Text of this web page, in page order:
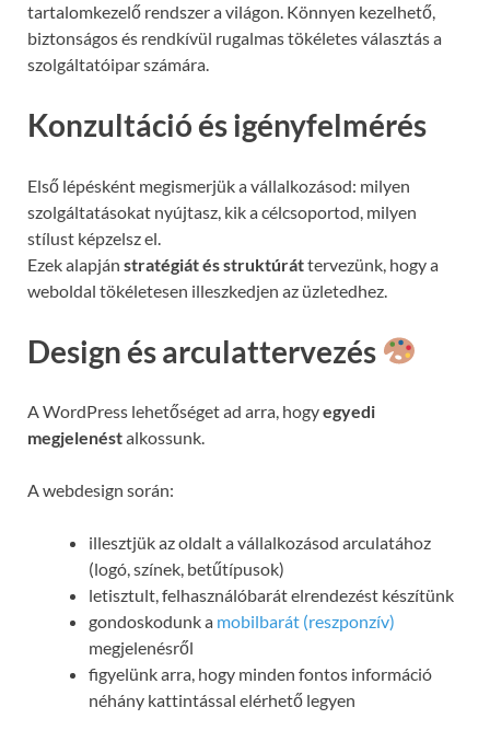
tartalomkezelő rendszer a világon. Könnyen kezelhető,
biztonságos és rendkívül rugalmas tökéletes választás a
szolgáltatóipar számára.
Konzultáció és igényfelmérés
Első lépésként megismerjük a vállalkozásod: milyen
szolgáltatásokat nyújtasz, kik a célcsoportod, milyen
stílust képzelsz el.
Ezek alapján stratégiát és struktúráttervezünk, hogy a
weboldal tökéletesen illeszkedjen az üzletedhez.
Design és arculattervezés
A WordPress lehetőséget ad arra, hogyegyedi
megjelenéstalkossunk.
A webdesign során:
illesztjük az oldalt a vállalkozásod arculatához
(logó, színek, betűtípusok)
letisztult, felhasználóbarát elrendezést készítünk
gondoskodunk a mobilbarát (reszponzív)
megjelenésről
figyelünk arra, hogy minden fontos információ
néhány kattintással elérhető legyen